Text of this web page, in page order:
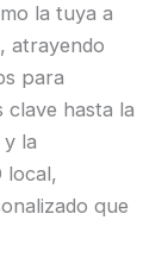
la tuya a
atrayendo
para
clave hasta la
la
local,
que